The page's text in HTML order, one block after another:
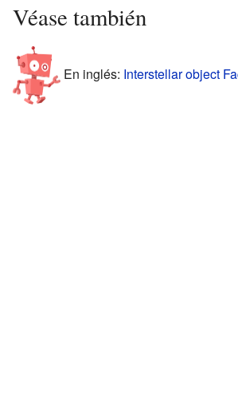
Véase también
En inglés: Interstellar object